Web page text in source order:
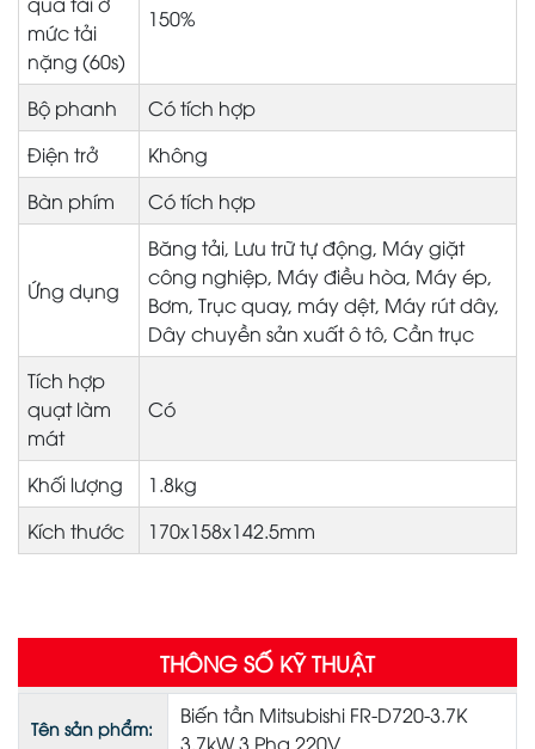
mức tải
nặng (60s)
150%
Bộ phanh
Có tích hợp
Điện trở
Không
Bàn phím
Có tích hợp
Ứng dụng
Băng tải, Lưu trữ tự động, Máy giặt
công nghiệp, Máy điều hòa, Máy ép,
Bơm, Trục quay, máy dệt, Máy rút dây,
Dây chuyền sản xuất ô tô, Cần trục
Tích hợp
quạt làm
mát
Có
Khối lượng
1.8kg
Kích thước
170x158x142.5mm
THÔNG SỐ KỸ THUẬT
Tên sản phẩm:
Biến tần Mitsubishi FR-D720-3.7K
3.7kW 3 Pha 220V